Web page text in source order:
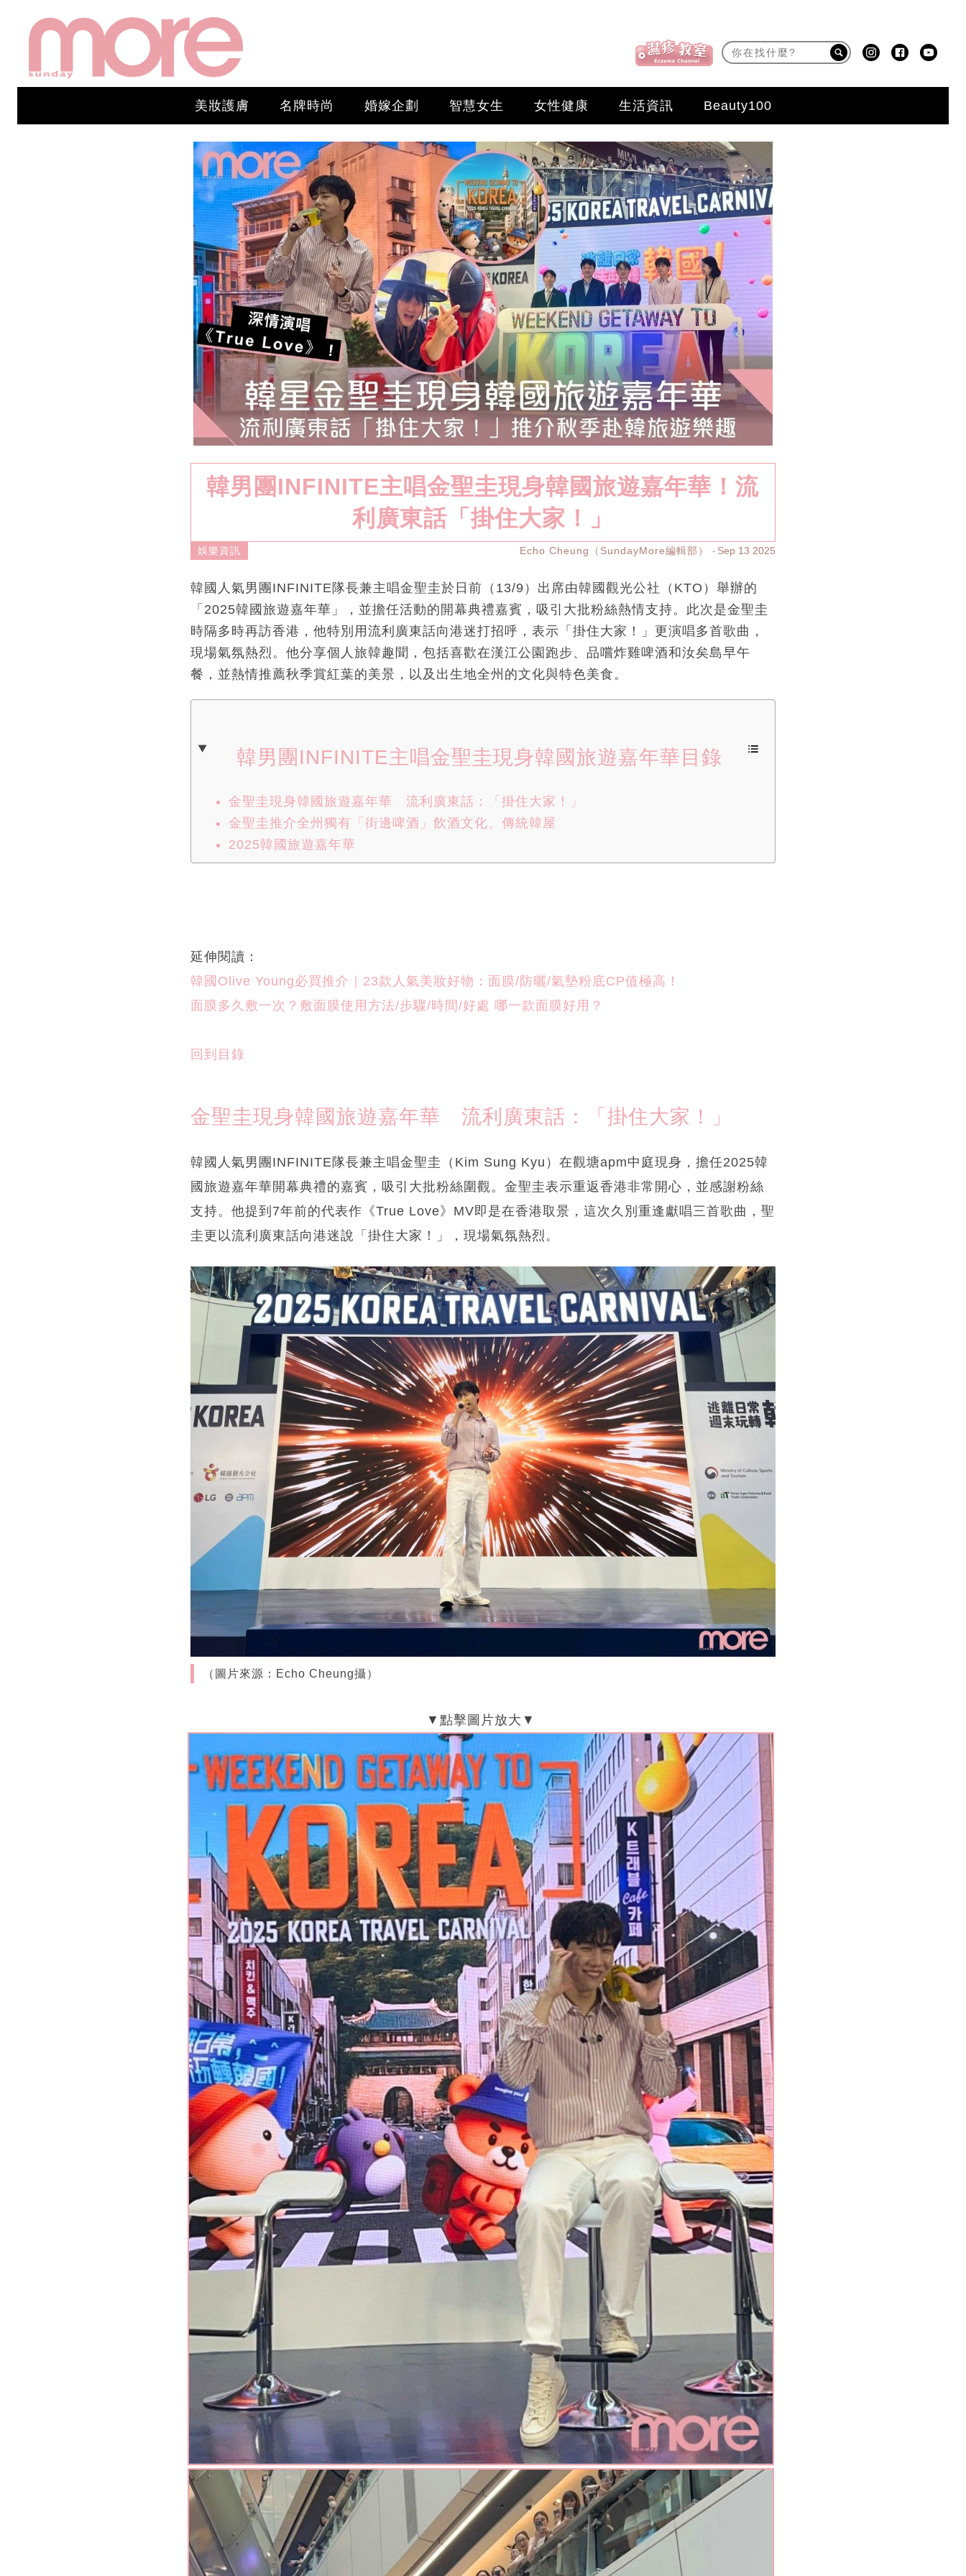
美妝護膚 名牌時尚 婚嫁企劃 智慧女生 女性健康 生活資訊 Beauty100
韓男團INFINITE主唱金聖圭現身韓國旅遊嘉年華！流
利廣東話「掛住大家！」
娛樂資訊 Echo Cheung（SundayMore編輯部） Sep 13 2025
韓國人氣男團INFINITE隊長兼主唱金聖圭於日前（13/9）出席由韓國觀光公社（KTO）舉辦的
「2025韓國旅遊嘉年華」，並擔任活動的開幕典禮嘉賓，吸引大批粉絲熱情支持。此次是金聖圭
時隔多時再訪香港，他特別用流利廣東話向港迷打招呼，表示「掛住大家！」更演唱多首歌曲，
現場氣氛熱烈。他分享個人旅韓趣聞，包括喜歡在漢江公園跑步、品嚐炸雞啤酒和汝矣島早午
餐，並熱情推薦秋季賞紅葉的美景，以及出生地全州的文化與特色美食。
韓男團INFINITE主唱金聖圭現身韓國旅遊嘉年華目錄
金聖圭現身韓國旅遊嘉年華 流利廣東話：「掛住大家！」
金聖圭推介全州獨有「街邊啤酒」飲酒文化、傳統韓屋
2025韓國旅遊嘉年華
回到目錄
金聖圭現身韓國旅遊嘉年華 流利廣東話：「掛住大家！」
國旅遊嘉年華開幕典禮的嘉賓，吸引大批粉絲圍觀。金聖圭表示重返香港非常開心，並感謝粉絲
圭更以流利廣東話向港迷說「掛住大家！」，現場氣氛熱烈。
（圖片來源：Echo Cheung攝）